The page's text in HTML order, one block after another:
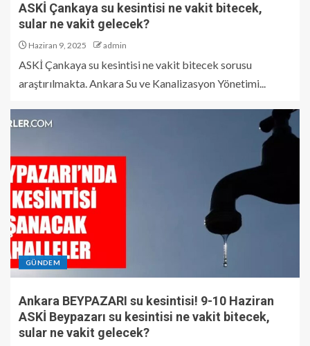
ASKİ Çankaya su kesintisi ne vakit bitecek,
sular ne vakit gelecek?
Haziran 9, 2025 admin
ASKİ Çankaya su kesintisi ne vakit bitecek sorusu
araştırılmakta. Ankara Su ve Kanalizasyon Yönetimi...
GÜNDEM
Ankara BEYPAZARI su kesintisi! 9-10 Haziran
ASKİ Beypazarı su kesintisi ne vakit bitecek,
sular ne vakit gelecek?